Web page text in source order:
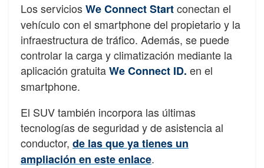
Los serviciosWe Connect Startconectan el
vehículo con el smartphone del propietario y la
infraestructura de tráfico. Además, se puede
controlar la carga y climatización mediante la
aplicación gratuitaWe Connect ID. en el
smartphone.
El SUV también incorpora las últimas
tecnologías de seguridad y de asistencia al
conductor, de las que ya tienes un
ampliación en este enlace.